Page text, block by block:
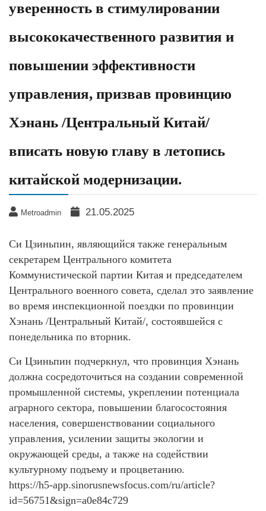
уверенность в стимулировании
высококачественного развития и
повышении эффективности
управления, призвав провинцию
Хэнань /Центральный Китай/
вписать новую главу в летопись
китайской модернизации.
Metroadmin 21.05.2025
Си Цзиньпин, являющийся также генеральным
секретарем Центрального комитета
Коммунистической партии Китая и председателем
Центрального военного совета, сделал это заявление
во время инспекционной поездки по провинции
Хэнань /Центральный Китай/, состоявшейся с
понедельника по вторник.
Си Цзиньпин подчеркнул, что провинция Хэнань
должна сосредоточиться на создании современной
промышленной системы, укреплении потенциала
аграрного сектора, повышении благосостояния
населения, совершенствовании социального
управления, усилении защиты экологии и
окружающей среды, а также на содействии
культурному подъему и процветанию.
https://h5-app.sinorusnewsfocus.com/ru/article?
id=56751&sign=a0e84c729